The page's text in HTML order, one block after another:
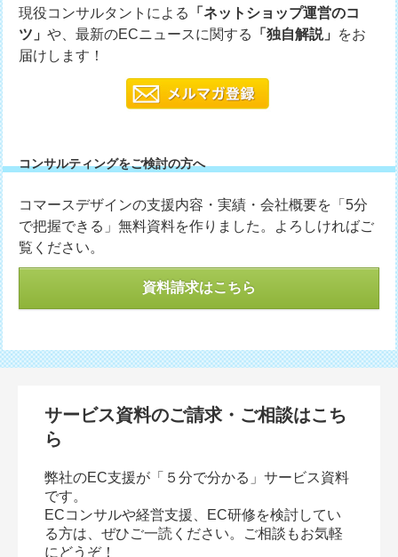
現役コンサルタントによる
「ネットショップ運営のコ
ツ」や、最新のECニュースに関する 「独自解説」 をお
届けします！
コンサルティングをご検討の方へ
コマースデザインの支援内容・実績・会社概要を「5分
で把握できる」無料資料を作りました。よろしければご
覧ください。
資料請求はこちら
サービス資料のご請求・ご相談はこち
ら
弊社のEC支援が「５分で分かる」サービス資料
です。
ECコンサルや経営支援、EC研修を検討してい
る方は、ぜひご一読ください。ご相談もお気軽
にどうぞ！